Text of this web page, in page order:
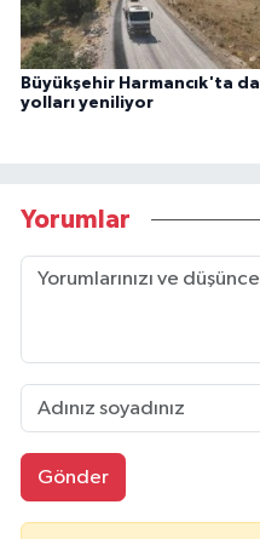
Büyükşehir Harmancık'ta da
yolları yeniliyor
Yorumlar
Gönder